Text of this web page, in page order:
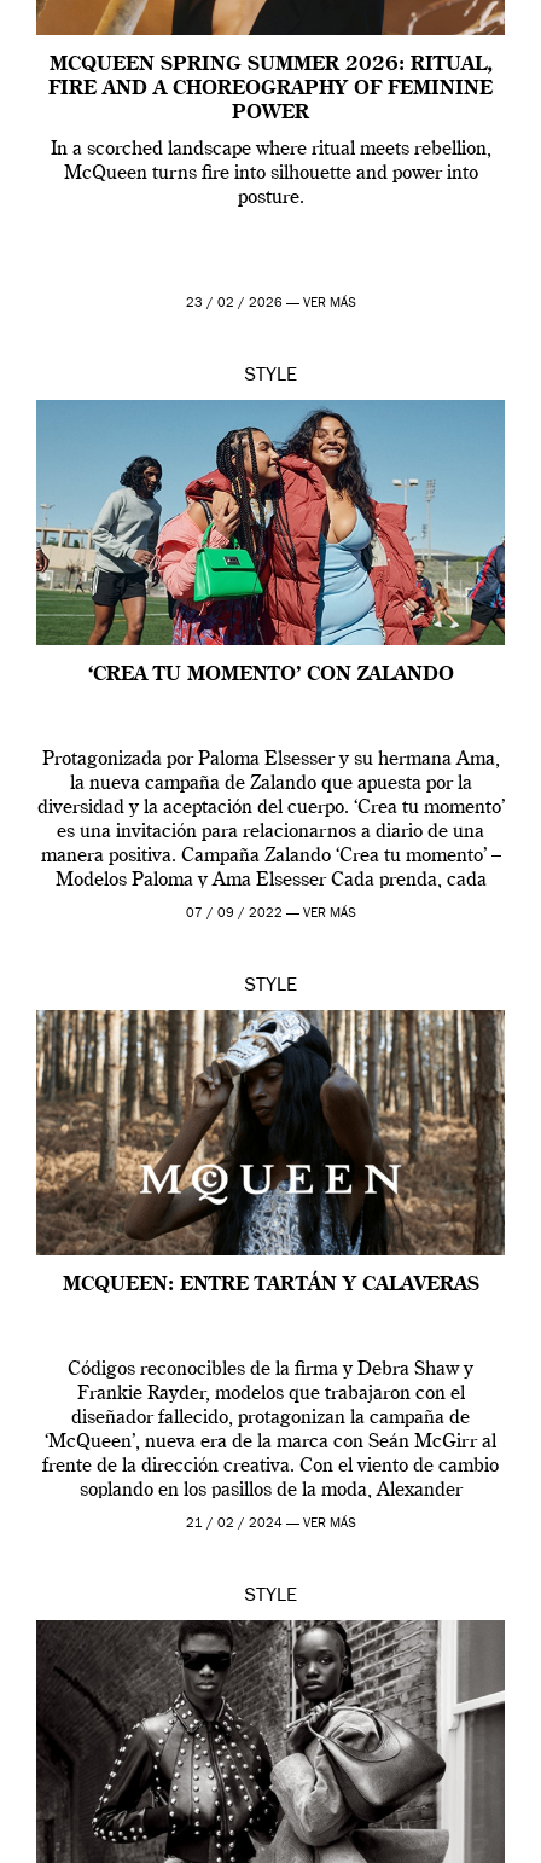
MCQUEEN SPRING SUMMER 2026: RITUAL,
FIRE AND A CHOREOGRAPHY OF FEMININE
POWER
In a scorched landscape where ritual meets rebellion,
McQueen turns fire into silhouette and power into
posture.
23 / 02 / 2026 — VER MÁS
STYLE
‘CREA TU MOMENTO’ CON ZALANDO
Protagonizada por Paloma Elsesser y su hermana Ama,
la nueva campaña de Zalando que apuesta por la
diversidad y la aceptación del cuerpo. ‘Crea tu momento’
es una invitación para relacionarnos a diario de una
manera positiva. Campaña Zalando ‘Crea tu momento’ –
Modelos Paloma y Ama Elsesser Cada prenda, cada
outfit, cada momento, caracteriza […]
07 / 09 / 2022 — VER MÁS
STYLE
MCQUEEN: ENTRE TARTÁN Y CALAVERAS
Códigos reconocibles de la firma y Debra Shaw y
Frankie Rayder, modelos que trabajaron con el
diseñador fallecido, protagonizan la campaña de
‘McQueen’, nueva era de la marca con Seán McGirr al
frente de la dirección creativa. Con el viento de cambio
soplando en los pasillos de la moda, Alexander
McQueen se prepara para una […]
21 / 02 / 2024 — VER MÁS
STYLE